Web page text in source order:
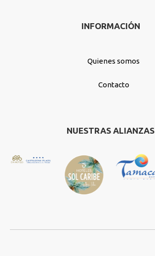
INFORMACIÓN
Quienes somos
Contacto
NUESTRAS ALIANZAS